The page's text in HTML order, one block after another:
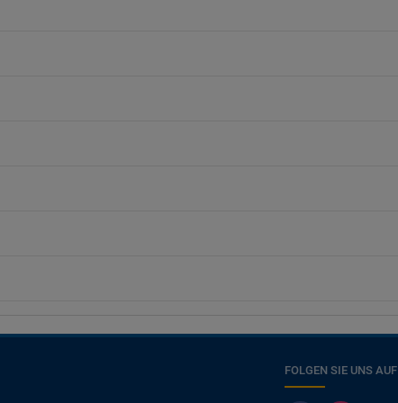
FOLGEN SIE UNS AUF